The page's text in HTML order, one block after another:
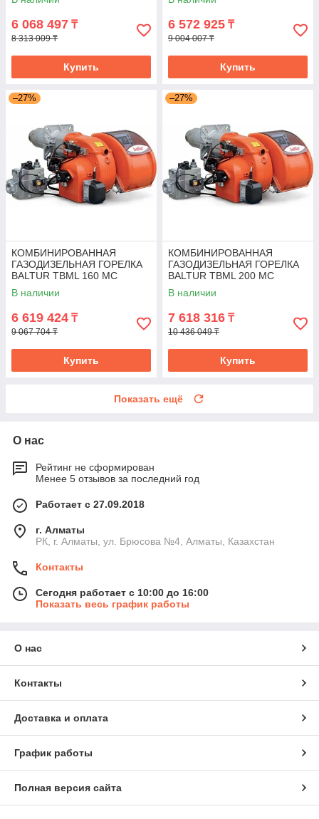
6 068 497 ₸
8 313 009 ₸
Купить
6 572 925 ₸
9 004 007 ₸
Купить
–27%
КОМБИНИРОВАННАЯ
ГАЗОДИЗЕЛЬНАЯ ГОРЕЛКА
BALTUR TBML 160 MC
В наличии
6 619 424 ₸
9 067 704 ₸
Купить
–27%
КОМБИНИРОВАННАЯ
ГАЗОДИЗЕЛЬНАЯ ГОРЕЛКА
BALTUR TBML 200 MC
В наличии
7 618 316 ₸
10 436 049 ₸
Купить
Показать ещё
О нас
Рейтинг не сформирован
Менее 5 отзывов за последний год
Работает с 27.09.2018
г. Алматы
РК, г. Алматы, ул. Брюсова №4, Алматы, Казахстан
Контакты
Сегодня работает с 10:00 до 16:00
Показать весь график работы
О нас
Контакты
Доставка и оплата
График работы
Полная версия сайта